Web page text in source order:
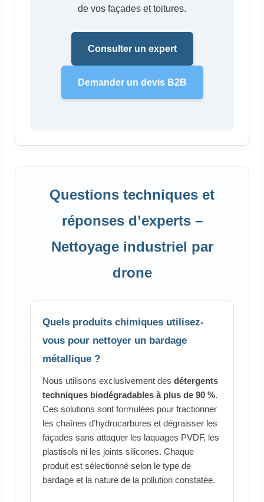
de vos façades et toitures.
Consulter un expert
Demander un devis B2B
Questions techniques et
réponses d’experts –
Nettoyage industriel par
drone
Quels produits chimiques utilisez-
vous pour nettoyer un bardage
métallique ?
Nous utilisons exclusivement des détergents
techniques biodégradables à plus de 90 %.
Ces solutions sont formulées pour fractionner
les chaînes d’hydrocarbures et dégraisser les
façades sans attaquer les laquages PVDF, les
plastisols ni les joints silicones. Chaque
produit est sélectionné selon le type de
bardage et la nature de la pollution constatée.